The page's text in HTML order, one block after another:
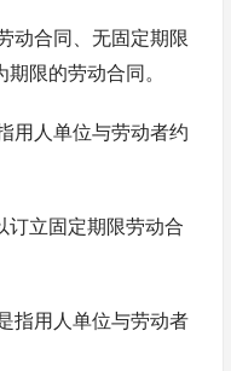
动合同、无固定期限
限的劳动合同。
用人单位与劳动者约
订立固定期限劳动合
指用人单位与劳动者